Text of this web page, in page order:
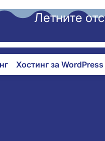
Хостинг за WordPress
Летните